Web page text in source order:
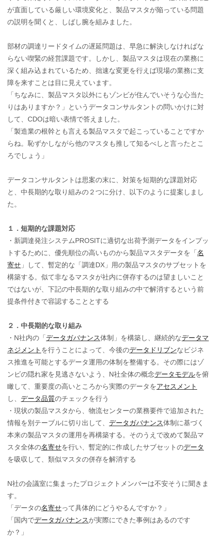
が直面している厳しい環境変化と、製品マスタが陥っている問題
の説明を聞くと、しばし腕を組みました。
部材の調達リードタイムの遅延問題は、早急に解決しなければな
らない喫緊の経営課題です。しかし、製品マスタは現在の業務に
深く組み込まれているため、拙速な変更を行えば現場の業務に支
障を来すことは目に見えています。
「ちなみに、製品マスタ以外にもゾンビが住んでいそうな心当た
りはありますか？」というデータコンサルタントの問いかけに対
して、CDOは暗い表情で答えました。
「製造業の根幹とも言える製品マスタで起こっていることですか
らね。恥ずかしながら他のマスタも推して知るべしと言ったとこ
ろでしょう」
データコンサルタントは思案の末に、対策を短期的な課題対応
と、中長期的な取り組みの２つに分け、以下のように提案しまし
た。
１．短期的な課題対応
・新調達発注システムPROSITに適切な出荷予測データをインプッ
トするために、優先順位の高いものから製品マスタデータを「 名
寄せ 」して、暫定的な「調達DX」用の製品マスタのサブセットを
構築する。似て非なるマスタが社内に併存するのは望ましいこと
ではないが、下記の中長期的な取り組みの中で解消するという前
提条件付きで容認することとする
２．中長期的な取り組み
・N社内の「 データガバナンス体制」を構築し、継続的なデータマ
ネジメント を行うことによって、今後のデータドリブンなビジネ
ス推進を可能とするデータ運用の体制を整備する。その際にはゾ
ンビの隠れ家を見逃さないよう、N社全体の概念データモデルを俯
瞰して、重要度の高いところから実際のデータをアセスメント
し、 データ品質のチェックを行う
・現状の製品マスタから、物流センターの業務要件で追加された
情報を別テーブルに切り出して、 データガバナンス体制に基づく
本来の製品マスタの運用を再構築する。そのうえで改めて製品マ
スタ全体の名寄せを行い、暫定的に作成したサブセットのデータ
を吸収して、類似マスタの併存を解消する
N社の会議室に集まったプロジェクトメンバーは不安そうに聞きま
す。
「データの名寄せって具体的にどうやるんですか？」
「国内でデータガバナンスが実際にできた事例はあるのです
か？」